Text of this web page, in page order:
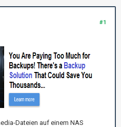
#1
Dateien auf einem NAS